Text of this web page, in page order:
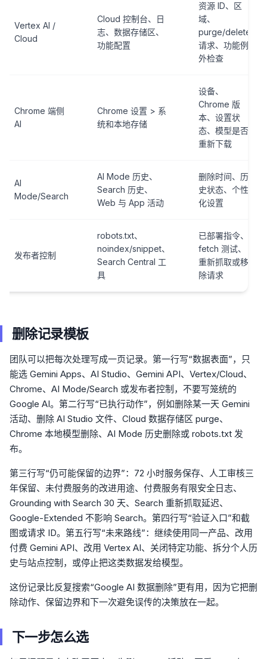
Vertex AI /
Cloud
Cloud 控制台、日
志、数据存储区、
功能配置
资源 ID、区
域、
purge/delete
请求、功能例
外检查
Chrome 端侧
AI
Chrome 设置 > 系
统和本地存储
设备、
Chrome 版
本、设置状
态、模型是否
重新下载
AI
Mode/Search
AI Mode 历史、
Search 历史、
Web 与 App 活动
删除时间、历
史状态、个性
化设置
发布者控制
robots.txt、
noindex/snippet、
Search Central 工
具
已部署指令、
fetch 测试、
重新抓取或移
除请求
删除记录模板
团队可以把每次处理写成一页记录。第一行写“数据表面”，只
能选 Gemini Apps、AI Studio、Gemini API、Vertex/Cloud、
Chrome、AI Mode/Search 或发布者控制，不要写笼统的
Google AI。第二行写“已执行动作”，例如删除某一天 Gemini
活动、删除 AI Studio 文件、Cloud 数据存储区 purge、
Chrome 本地模型删除、AI Mode 历史删除或 robots.txt 发
布。
第三行写“仍可能保留的边界”：72 小时服务保存、人工审核三
年保留、未付费服务的改进用途、付费服务有限安全日志、
Grounding with Search 30 天、Search 重新抓取延迟、
Google-Extended 不影响 Search。第四行写“验证入口”和截
图或请求 ID。第五行写“未来路线”：继续使用同一产品、改用
付费 Gemini API、改用 Vertex AI、关闭特定功能、拆分个人历
史与站点控制，或停止把这类数据发给模型。
这份记录比反复搜索“Google AI 数据删除”更有用，因为它把删
除动作、保留边界和下一次避免误传的决策放在一起。
下一步怎么选